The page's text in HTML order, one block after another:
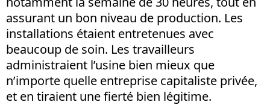
assurant un bon niveau de production. Les
installations étaient entretenues avec
beaucoup de soin. Les travailleurs
administraient l’usine bien mieux que
n’importe quelle entreprise capitaliste privée,
et en tiraient une fierté bien légitime.